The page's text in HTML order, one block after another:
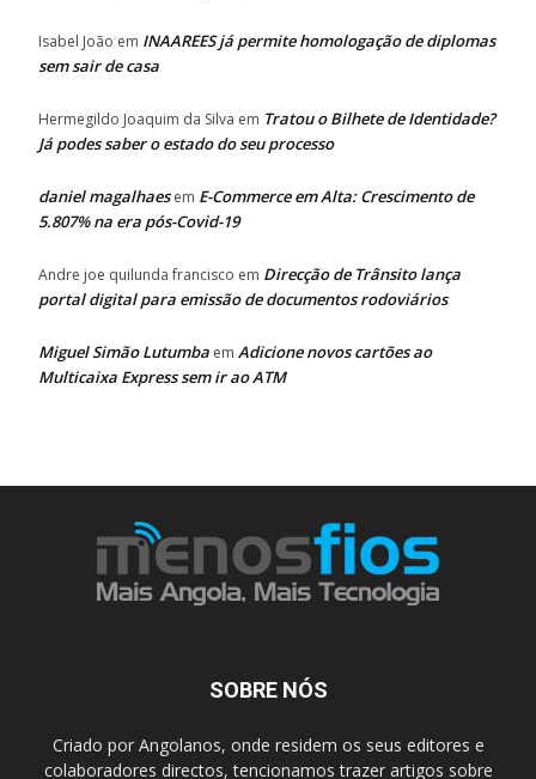
Isabel João em INAAREES já permite homologação de diplomas
sem sair de casa
Hermegildo Joaquim da Silva em Tratou o Bilhete de Identidade?
Já podes saber o estado do seu processo
daniel magalhaesem E-Commerce em Alta: Crescimento de
5.807% na era pós-Covid-19
Andre joe quilunda francisco em Direcção de Trânsito lança
portal digital para emissão de documentos rodoviários
Miguel Simão Lutumba em Adicione novos cartões ao
Multicaixa Express sem ir ao ATM
SOBRE NÓS
Criado por Angolanos, onde residem os seus editores e
colaboradores directos, tencionamos trazer artigos sobre